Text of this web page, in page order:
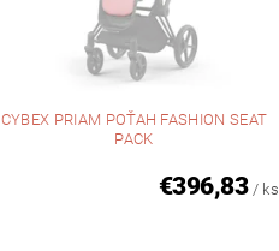
CYBEX PRIAM POŤAH FASHION SEAT
PACK
€396,83 / ks